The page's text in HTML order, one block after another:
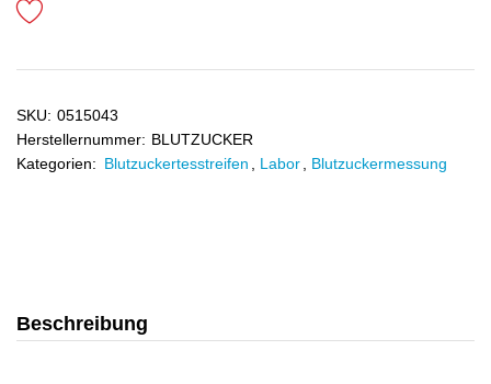
SKU: 0515043
Herstellernummer: BLUTZUCKER
Kategorien: Blutzuckertesstreifen Labor Blutzuckermessung
Beschreibung